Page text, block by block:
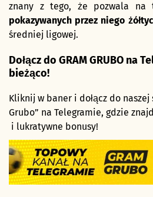
znany z tego, że pozwala na
pokazywanych przez niego
średniej ligowej.
Dołącz do GRAM GRUBO na
bieżąco!
Kliknij w baner i dołącz do naszej
Grubo” na Telegramie, gdzie
i lukratywne bonusy!